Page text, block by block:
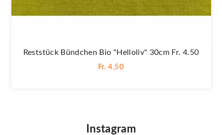
Reststück Bündchen Bio "Helloliv" 30cm Fr. 4.50
Fr. 4,50
Instagram